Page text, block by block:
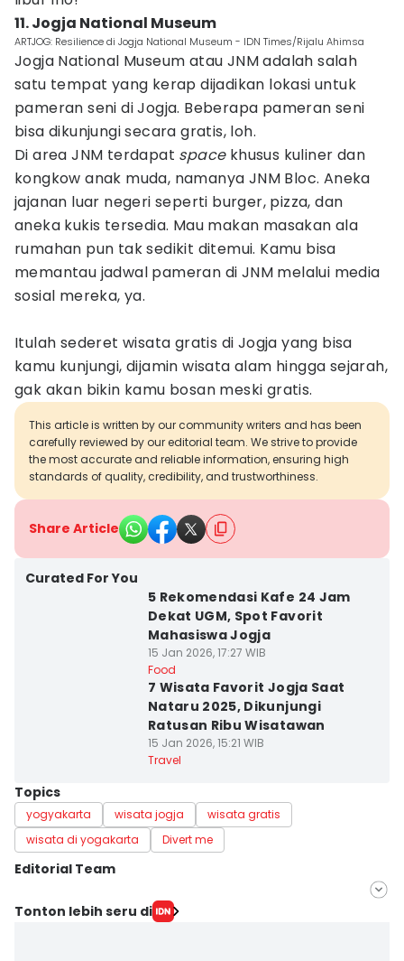
11. Jogja National Museum
ARTJOG: Resilience di Jogja National Museum - IDN Times/Rijalu Ahimsa
Jogja National Museum atau JNM adalah salah
satu tempat yang kerap dijadikan lokasi untuk
pameran seni di Jogja. Beberapa pameran seni
bisa dikunjungi secara gratis, loh.
Di area JNM terdapat spacekhusus kuliner dan
kongkow anak muda, namanya JNM Bloc. Aneka
jajanan luar negeri seperti burger, pizza, dan
aneka kukis tersedia. Mau makan masakan ala
rumahan pun tak sedikit ditemui. Kamu bisa
memantau jadwal pameran di JNM melalui media
sosial mereka, ya.
Itulah sederet wisata gratis di Jogja yang bisa
kamu kunjungi, dijamin wisata alam hingga sejarah,
gak akan bikin kamu bosan meski gratis.
This article is written by our community writers and has been
carefully reviewed by our editorial team. We strive to provide
the most accurate and reliable information, ensuring high
standards of quality, credibility, and trustworthiness.
Share Article
Curated For You
5 Rekomendasi Kafe 24 Jam
Dekat UGM, Spot Favorit
Mahasiswa Jogja
15 Jan 2026, 17:27 WIB
Food
7 Wisata Favorit Jogja Saat
Nataru 2025, Dikunjungi
Ratusan Ribu Wisatawan
15 Jan 2026, 15:21 WIB
Travel
Topics
yogyakarta wisata jogja
wisata gratis
wisata di yogakarta
Divert me
Editorial Team
Editor
Tonton lebih seru di